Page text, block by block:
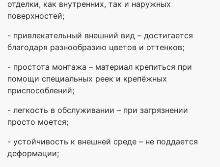
отделки, как внутренних, так и наружных
поверхностей;
- привлекательный внешний вид – достигается
благодаря разнообразию цветов и оттенков;
- простота монтажа – материал крепиться при
помощи специальных реек и крепёжных
приспособлений;
- легкость в обслуживании – при загрязнении
просто моется;
- устойчивость к внешней среде – не поддается
деформации;